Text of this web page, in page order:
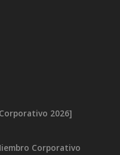
2026]
Corporativo